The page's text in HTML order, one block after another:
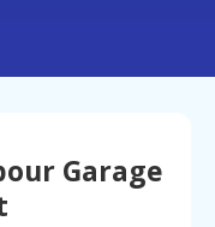
Garage